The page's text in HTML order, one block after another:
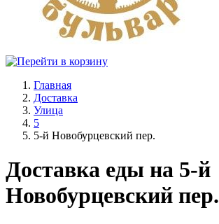
Главная
Доставка
Улица
5
5-й Новобурцевский пер.
Доставка еды на 5-й
Новобурцевский пер.